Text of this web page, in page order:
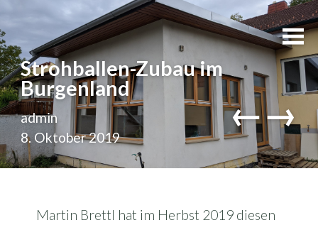
Strohballen-Zubau im
Burgenland
admin
8. Oktober 2019
←→
Martin Brettl hat im Herbst 2019 diesen